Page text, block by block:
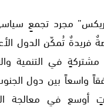
مجرد تجمعٍ
تُمكّن الدول
في التنمية
واسعاً بين دول
أوسع في معالجة